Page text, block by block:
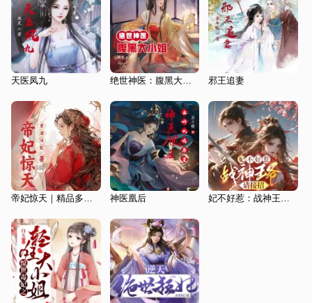
天医凤九 绝世神医：腹黑大小姐|古言|金手指 邪王追妻
神医凰后